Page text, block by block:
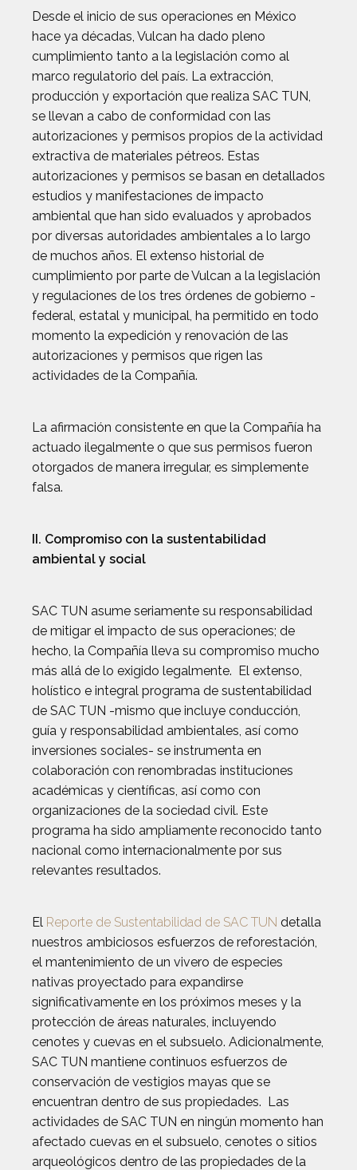
Desde el inicio de sus operaciones en México
hace ya décadas, Vulcan ha dado pleno
cumplimiento tanto a la legislación como al
marco regulatorio del país. La extracción,
producción y exportación que realiza SAC TUN,
se llevan a cabo de conformidad con las
autorizaciones y permisos propios de la actividad
extractiva de materiales pétreos. Estas
autorizaciones y permisos se basan en detallados
estudios y manifestaciones de impacto
ambiental que han sido evaluados y aprobados
por diversas autoridades ambientales a lo largo
de muchos años. El extenso historial de
cumplimiento por parte de Vulcan a la legislación
y regulaciones de los tres órdenes de gobierno -
federal, estatal y municipal, ha permitido en todo
momento la expedición y renovación de las
autorizaciones y permisos que rigen las
actividades de la Compañía.
La afirmación consistente en que la Compañía ha
actuado ilegalmente o que sus permisos fueron
otorgados de manera irregular, es simplemente
falsa.
II. Compromiso con la sustentabilidad
ambiental y social
SAC TUN asume seriamente su responsabilidad
de mitigar el impacto de sus operaciones; de
hecho, la Compañía lleva su compromiso mucho
más allá de lo exigido legalmente. El extenso,
holístico e integral programa de sustentabilidad
de SAC TUN -mismo que incluye conducción,
guía y responsabilidad ambientales, así como
inversiones sociales- se instrumenta en
colaboración con renombradas instituciones
académicas y científicas, así como con
organizaciones de la sociedad civil. Este
programa ha sido ampliamente reconocido tanto
nacional como internacionalmente por sus
relevantes resultados.
El Reporte de Sustentabilidad de SAC TUN detalla
nuestros ambiciosos esfuerzos de reforestación,
el mantenimiento de un vivero de especies
nativas proyectado para expandirse
significativamente en los próximos meses y la
protección de áreas naturales, incluyendo
cenotes y cuevas en el subsuelo. Adicionalmente,
SAC TUN mantiene continuos esfuerzos de
conservación de vestigios mayas que se
encuentran dentro de sus propiedades. Las
actividades de SAC TUN en ningún momento han
afectado cuevas en el subsuelo, cenotes o sitios
arqueológicos dentro de las propiedades de la